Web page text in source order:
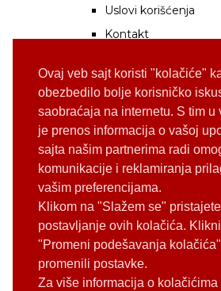
Ovaj veb sajt koristi "kolačiće"
obezbedilo bolje korisničko
saobraćaja na internetu. S tim u
je prenos informacija o vašoj
sajta našim partnerima radi
komunikacije i reklamiranja
vašim preferencijama.
Klikom na "Slažem se"
postavljanje ovih kolačića.
"Promeni podešavanja
promenili postavke.
Za više informacija o kolačićima
Uslovi korišćenja
Kontakt